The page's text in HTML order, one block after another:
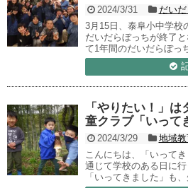
2024/3/31
だい
3月15日、泰阜小中学校
だいだらぼっちが終了
て1年間のだいだらぼっ
「やりたい！」
童クラブ「いって
2024/3/29 地域教
こんにちは、「いって
通じて学校のある日に
「いってきました」も